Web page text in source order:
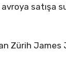
avroya satışa
Zürih James